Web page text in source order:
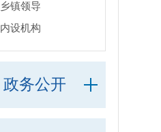
乡镇领导
内设机构
政务公开